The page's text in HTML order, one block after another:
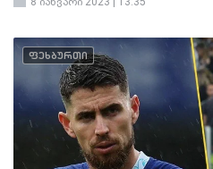
ფეხბურთი